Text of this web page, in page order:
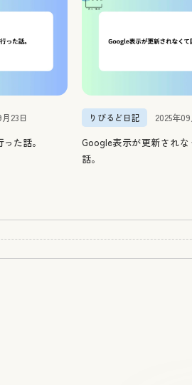
23日
た話。
りびるど日記 2025年09
Google表示が更新されな
話。